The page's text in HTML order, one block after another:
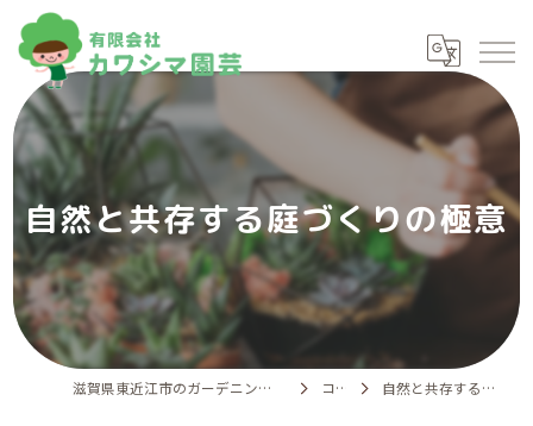
自然と共存する庭づくりの極意
滋賀県東近江市のガーデニングなら有限会社カワシマ園芸 コラム 自然と共存する庭づくりの極意